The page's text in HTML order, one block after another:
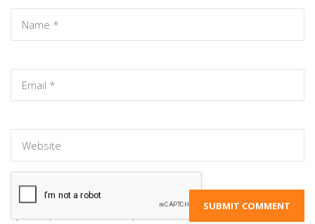
Este sitio usa Akismet para reducir el
spam.